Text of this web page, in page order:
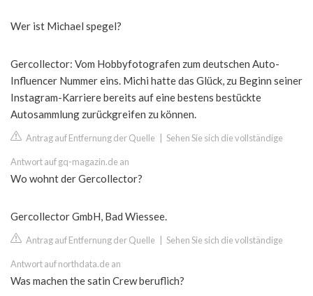
Wer ist Michael spegel?
Gercollector: Vom Hobbyfotografen zum deutschen Auto-
Influencer Nummer eins. Michi hatte das Glück, zu Beginn seiner
Instagram-Karriere bereits auf eine bestens bestückte
Autosammlung zurückgreifen zu können.
Antrag auf Entfernung der Quelle Sehen Sie sich die vollständige
Antwort auf gq-magazin.de an
Wo wohnt der Gercollector?
Gercollector GmbH, Bad Wiessee.
Antrag auf Entfernung der Quelle Sehen Sie sich die vollständige
Antwort auf northdata.de an
Was machen the satin Crew beruflich?